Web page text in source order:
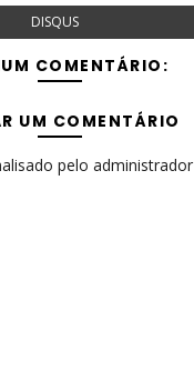
DISQUS
COMENTÁRIO:
UM COMENTÁRIO
pelo administrador